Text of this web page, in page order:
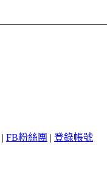
| FB粉絲團 | 登錄帳號